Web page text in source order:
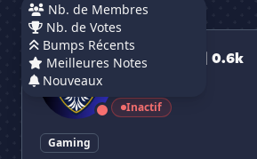
Nb. de Membres
Nb. de Votes
Bumps Récents
Meilleures Notes
Nouveaux
Arcade Zone | 0.6k
Arcade Zone | 0.6k
Inactif
Gaming